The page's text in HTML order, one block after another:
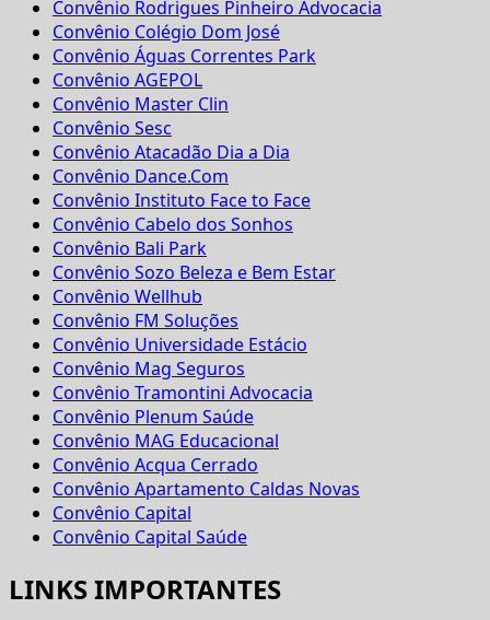
Convênio Rodrigues Pinheiro Advocacia
Convênio Colégio Dom José
Convênio Águas Correntes Park
Convênio AGEPOL
Convênio Master Clin
Convênio Sesc
Convênio Atacadão Dia a Dia
Convênio Dance.Com
Convênio Instituto Face to Face
Convênio Cabelo dos Sonhos
Convênio Bali Park
Convênio Sozo Beleza e Bem Estar
Convênio Wellhub
Convênio FM Soluções
Convênio Universidade Estácio
Convênio Mag Seguros
Convênio Tramontini Advocacia
Convênio Plenum Saúde
Convênio MAG Educacional
Convênio Acqua Cerrado
Convênio Apartamento Caldas Novas
Convênio Capital
Convênio Capital Saúde
LINKS IMPORTANTES